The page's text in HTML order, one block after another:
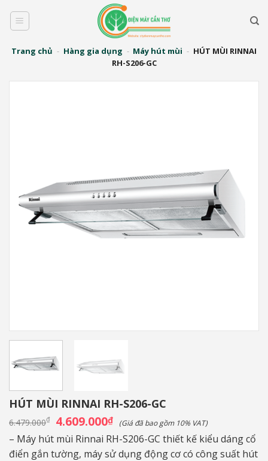
qua
dungTrang chủ - Hàng gia dụng - Máy hút mùi - HÚT MÙI RINNAI
RH-S206-GC
HÚT MÙI RINNAI RH-S206-GC
6.479.000₫ Giá
gốc
là:
6.479.000₫.
4.609.000₫Giá
hiện
tại
là:
4.609.000₫.
(Giá đã bao gồm 10% VAT)
– Máy hút mùi Rinnai RH-S206-GC thiết kế kiểu dáng cổ
điển gắn tường, máy sử dụng động cơ có công suất hút